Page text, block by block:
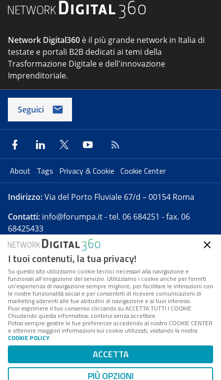
Network Digital360 è il più grande network in Italia di
testate e portali B2B dedicati ai temi della
Trasformazione Digitale e dell'innovazione
Imprenditoriale.
Seguici
About Tags Privacy & Cookie Cookie Center
Indirizzo:Via del Porto Fluviale 67/d – 00154 Roma
Contatti: info@forumpa.it- tel. 06 684251 - fax. 06
68425433
Forumpa.itè una pubblicazione telematica iscritta
presso Registro della stampa del Tribunale di Roma -
Reg. n. 182 del 2 maggio 2008 - Direttore resp. Michela
Stentella
FPA s.r.l. è società soggetta a Direzione e
Coordinamento da parte di Digital360 S.p.A. - FPA s.r.l.
è un'azienda certificata per il sistema di management
Codice Fiscale/Partita IVA n. 10693191008 - R.E.A. Roma
n. 1249791. ISP AWS
Mappa del sito
I tuoi contenuti, la tua privacy!
Su questo sito utilizziamo cookie tecnici necessari alla navigazione e
funzionali all’erogazione del servizio. Utilizziamo i cookie anche per fornirti
un’esperienza di navigazione sempre migliore, per facilitare le interazioni con
le nostre funzionalità social e per consentirti di ricevere comunicazioni di
marketing aderenti alle tue abitudini di navigazione e ai tuoi interessi.
Puoi esprimere il tuo consenso cliccando su ACCETTA TUTTI I COOKIE.
Chiudendo questa informativa, continui senza accettare.
Potrai sempre gestire le tue preferenze accedendo al nostro COOKIE CENTER
e ottenere maggiori informazioni sui cookie utilizzati, visitando la nostra
COOKIE POLICY.
ACCETTA
PIÙ OPZIONI